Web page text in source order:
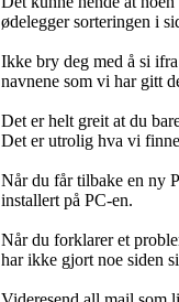
ødelegger sorteringen i
Ikke bry deg med å si
navnene som vi har gitt
Det er helt greit at du
Det er utrolig hva vi
Når du får tilbake en ny
installert på PC-en.
Når du forklarer et
har ikke gjort noe siden